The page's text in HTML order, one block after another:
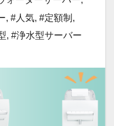
, #人気, #定額制 ,
, #浄水型サーバー